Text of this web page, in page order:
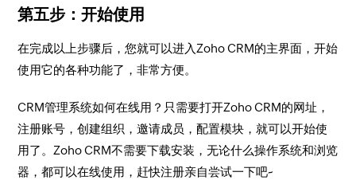
第五步：开始使用
在完成以上步骤后，您就可以进入Zoho CRM的主界面，开始
使用它的各种功能了，非常方便。
CRM管理系统如何在线用？只需要打开Zoho CRM的网址，
注册账号，创建组织，邀请成员，配置模块，就可以开始使
用了。Zoho CRM不需要下载安装，无论什么操作系统和浏览
器，都可以在线使用，赶快注册亲自尝试一下吧~